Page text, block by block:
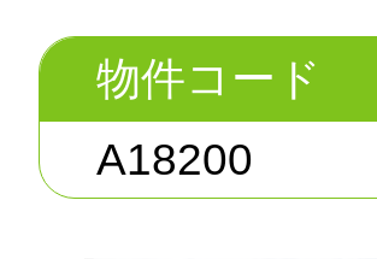
物件コード
A18200